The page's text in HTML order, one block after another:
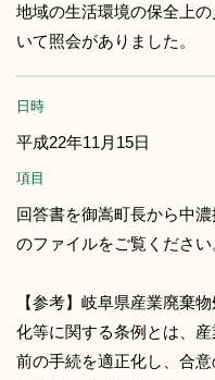
地域の生活環境の保全上
いて照会がありました。
日時
平成22年11月15日
項目
回答書を御嵩町長から中
のファイルをご覧ください
【参考】岐阜県産業廃棄
化等に関する条例とは、
前の手続を適正化し、合